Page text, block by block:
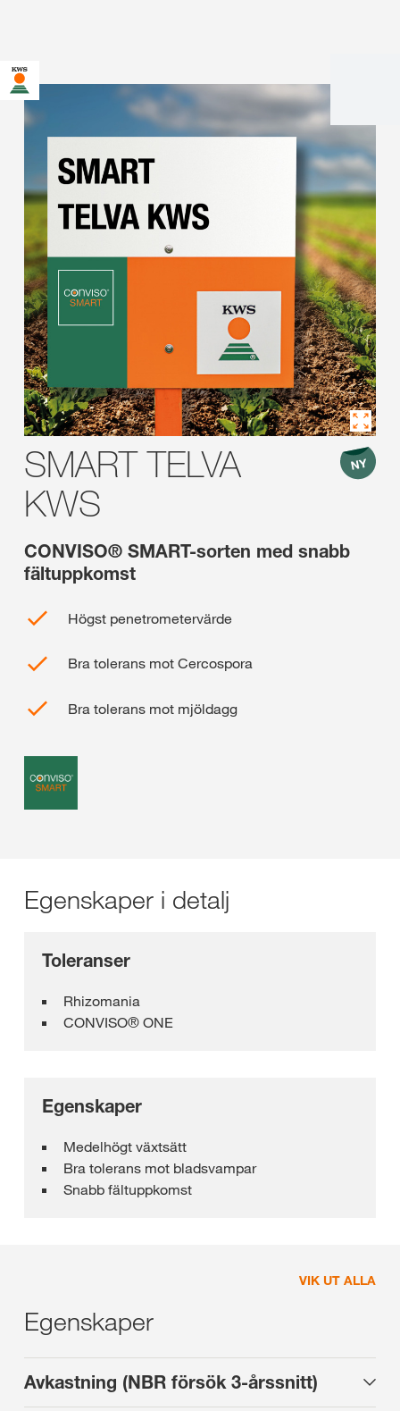
SMART TELVA
KWS
CONVISO® SMART-sorten med snabb
fältuppkomst
Högst penetrometervärde
Bra tolerans mot Cercospora
Bra tolerans mot mjöldagg
Egenskaper i detalj
Toleranser
Rhizomania
CONVISO® ONE
Egenskaper
Medelhögt växtsätt
Bra tolerans mot bladsvampar
Snabb fältuppkomst
VIK UT ALLA
Egenskaper
Avkastning (NBR försök 3-årssnitt)